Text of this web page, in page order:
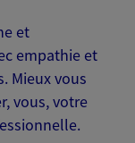
et
empathie et
Mieux vous
vous, votre